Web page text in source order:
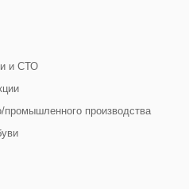
и СТО
промышленного производства